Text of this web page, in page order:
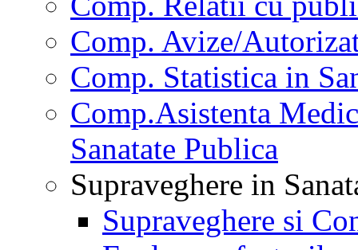
Comp. Avize/
Comp. Statistica in
Comp.Asistenta
Sanatate Publica
Supraveghere in
Supraveghere si